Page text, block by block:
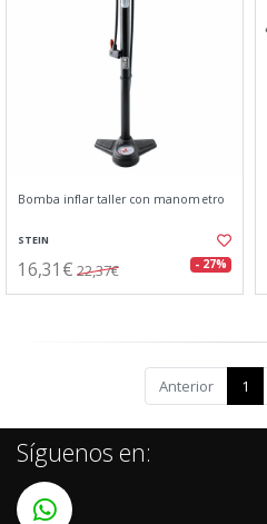
Bomba inflar taller con manometro
STEIN
16,31€ 22,37€ - 27%
Anterior 1
Síguenos en: